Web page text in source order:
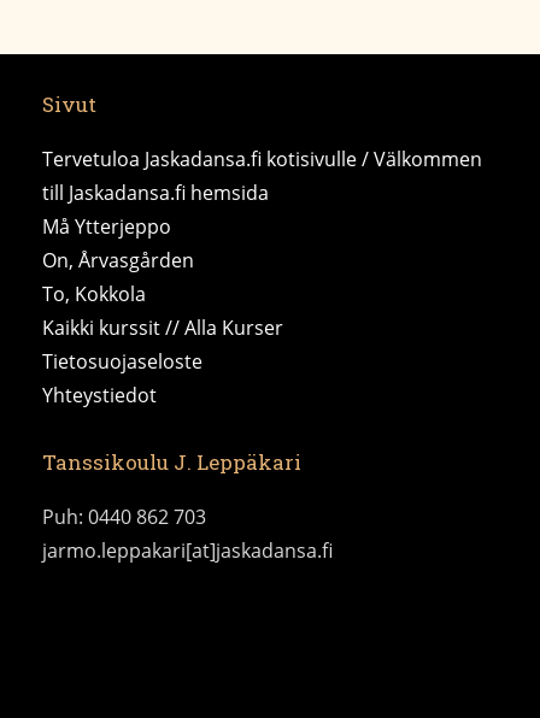
Sivut
Tervetuloa Jaskadansa.fi kotisivulle / Välkommen
till Jaskadansa.fi hemsida
Må Ytterjeppo
On, Årvasgården
To, Kokkola
Kaikki kurssit // Alla Kurser
Tietosuojaseloste
Yhteystiedot
Tanssikoulu J. Leppäkari
Puh: 0440 862 703
jarmo.leppakari[at]jaskadansa.fi